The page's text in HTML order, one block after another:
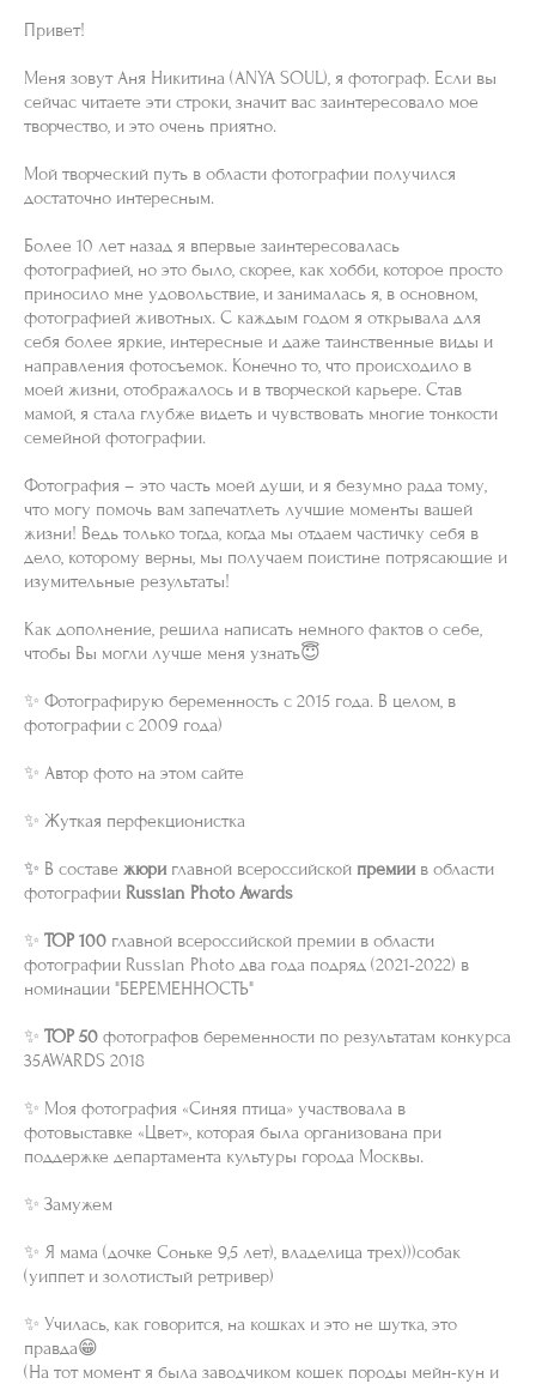
Привет!
Меня зовут Аня Никитина (ANYA SOUL), я фотограф. Если вы
сейчас читаете эти строки, значит вас заинтересовало мое
творчество, и это очень приятно.
Мой творческий путь в области фотографии получился
достаточно интересным.
Более 10 лет назад я впервые заинтересовалась
фотографией, но это было, скорее, как хобби, которое просто
приносило мне удовольствие, и занималась я, в основном,
фотографией животных. С каждым годом я открывала для
себя более яркие, интересные и даже таинственные виды и
направления фотосъемок. Конечно то, что происходило в
моей жизни, отображалось и в творческой карьере. Став
мамой, я стала глубже видеть и чувствовать многие тонкости
семейной фотографии.
Фотография – это часть моей души, и я безумно рада тому,
что могу помочь вам запечатлеть лучшие моменты вашей
жизни! Ведь только тогда, когда мы отдаем частичку себя в
дело, которому верны, мы получаем поистине потрясающие и
изумительные результаты!
Как дополнение, решила написать немного фактов о себе,
чтобы Вы могли лучше меня узнать😇
✨ Фотографирую беременность с 2015 года. В целом, в
фотографии с 2009 года)
✨ Автор фото на этом сайте
✨ Жуткая перфекционистка
✨ В составе жюри главной всероссийской премии в области
фотографии Russian Photo Awards
✨ TOP 100 главной всероссийской премии в области
фотографии Russian Photo два года подряд (2021-2022) в
номинации "БЕРЕМЕННОСТЬ"
✨ TOP 50 фотографов беременности по результатам конкурса
35AWARDS 2018
✨ Моя фотография «Синяя птица» участвовала в
фотовыставке «Цвет», которая была организована при
поддержке департамента культуры города Москвы.
✨ Замужем
✨ Я мама (дочке Соньке 9,5 лет), владелица трех)))собак
(уиппет и золотистый ретривер)
✨ Училась, как говорится, на кошках и это не шутка, это
правда😁
(На тот момент я была заводчиком кошек породы мейн-кун и